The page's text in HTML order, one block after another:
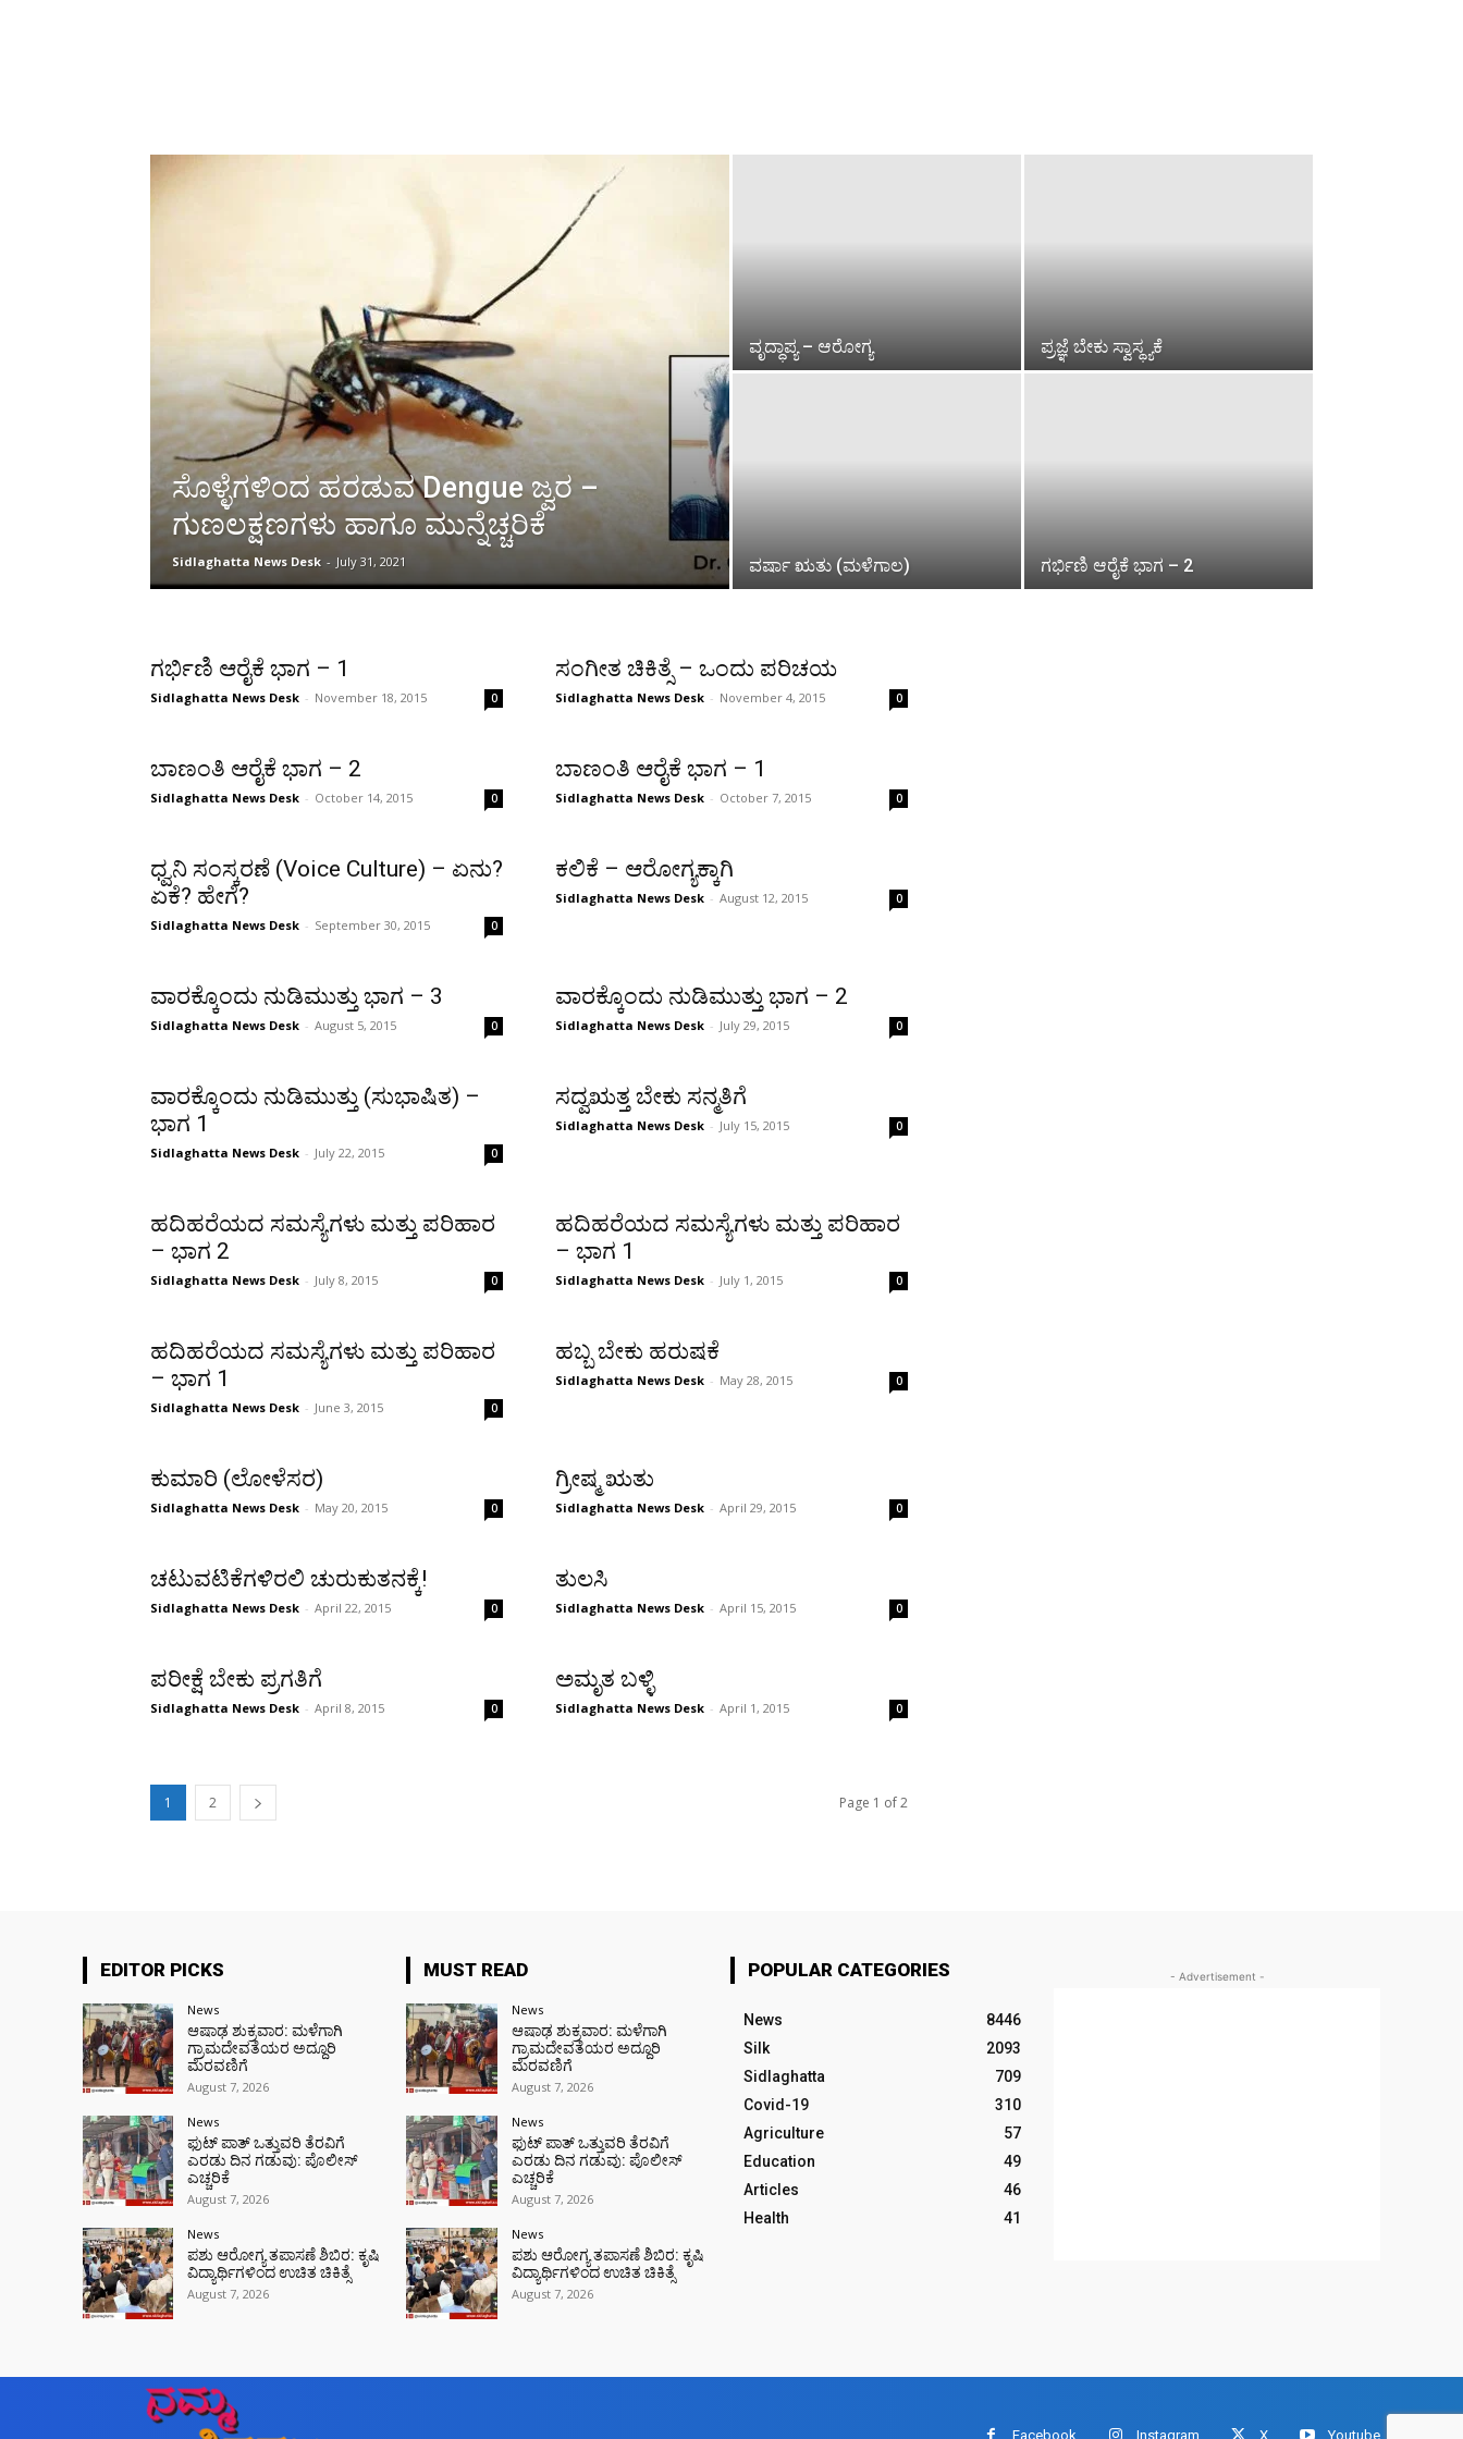
ಸೊಳ್ಳೆಗಳಿಂದ ಹರಡುವ Dengue ಜ್ವರ –
ಗುಣಲಕ್ಷಣಗಳು ಹಾಗೂ ಮುನ್ನೆಚ್ಚರಿಕೆ
Sidlaghatta News Desk - July 31, 2021
ವೃದ್ಧಾಪ್ಯ – ಆರೋಗ್ಯ ಪ್ರಜ್ಞೆ ಬೇಕು ಸ್ವಾಸ್ಥ್ಯಕೆ
ವರ್ಷಾ ಋತು (ಮಳೆಗಾಲ) ಗರ್ಭಿಣಿ ಆರೈಕೆ ಭಾಗ – 2
ಗರ್ಭಿಣಿ ಆರೈಕೆ ಭಾಗ – 1
Sidlaghatta News Desk - November 18, 2015 0
ಸಂಗೀತ ಚಿಕಿತ್ಸೆ – ಒಂದು ಪರಿಚಯ
Sidlaghatta News Desk - November 4, 2015 0
ಬಾಣಂತಿ ಆರೈಕೆ ಭಾಗ – 2
Sidlaghatta News Desk - October 14, 2015 0
ಬಾಣಂತಿ ಆರೈಕೆ ಭಾಗ – 1
Sidlaghatta News Desk - October 7, 2015 0
ಧ್ವನಿ ಸಂಸ್ಕರಣೆ (Voice Culture) – ಏನು?
ಏಕೆ? ಹೇಗೆ?
Sidlaghatta News Desk - September 30, 2015 0
ಕಲಿಕೆ – ಆರೋಗ್ಯಕ್ಕಾಗಿ
Sidlaghatta News Desk - August 12, 2015 0
ವಾರಕ್ಕೊಂದು ನುಡಿಮುತ್ತು ಭಾಗ – 3
Sidlaghatta News Desk - August 5, 2015 0
ವಾರಕ್ಕೊಂದು ನುಡಿಮುತ್ತು ಭಾಗ – 2
Sidlaghatta News Desk - July 29, 2015 0
ವಾರಕ್ಕೊಂದು ನುಡಿಮುತ್ತು (ಸುಭಾಷಿತ) –
ಭಾಗ 1
Sidlaghatta News Desk - July 22, 2015 0
ಸದ್ವಋತ್ತ ಬೇಕು ಸನ್ಮತಿಗೆ
Sidlaghatta News Desk - July 15, 2015 0
ಹದಿಹರೆಯದ ಸಮಸ್ಯೆಗಳು ಮತ್ತು ಪರಿಹಾರ
– ಭಾಗ 2
Sidlaghatta News Desk - July 8, 2015 0
ಹದಿಹರೆಯದ ಸಮಸ್ಯೆಗಳು ಮತ್ತು ಪರಿಹಾರ
– ಭಾಗ 1
Sidlaghatta News Desk - July 1, 2015 0
ಹದಿಹರೆಯದ ಸಮಸ್ಯೆಗಳು ಮತ್ತು ಪರಿಹಾರ
– ಭಾಗ 1
Sidlaghatta News Desk - June 3, 2015 0
ಹಬ್ಬ ಬೇಕು ಹರುಷಕೆ
Sidlaghatta News Desk - May 28, 2015 0
ಕುಮಾರಿ (ಲೋಳೆಸರ)
Sidlaghatta News Desk - May 20, 2015 0
ಗ್ರೀಷ್ಮ ಋತು
Sidlaghatta News Desk - April 29, 2015 0
ಚಟುವಟಿಕೆಗಳಿರಲಿ ಚುರುಕುತನಕ್ಕೆ!
Sidlaghatta News Desk - April 22, 2015 0
ತುಲಸಿ
Sidlaghatta News Desk - April 15, 2015 0
ಪರೀಕ್ಷೆ ಬೇಕು ಪ್ರಗತಿಗೆ
Sidlaghatta News Desk - April 8, 2015 0
ಅಮೃತ ಬಳ್ಳಿ
Sidlaghatta News Desk - April 1, 2015 0
1 2 Page 1 of 2
EDITOR PICKS
News
ಆಷಾಢ ಶುಕ್ರವಾರ: ಮಳೆಗಾಗಿ
ಗ್ರಾಮದೇವತೆಯರ ಅದ್ದೂರಿ
ಮೆರವಣಿಗೆ
August 7, 2026
News
ಫುಟ್‌ ಪಾತ್ ಒತ್ತುವರಿ ತೆರವಿಗೆ
ಎರಡು ದಿನ ಗಡುವು: ಪೊಲೀಸ್
ಎಚ್ಚರಿಕೆ
August 7, 2026
News
ಪಶು ಆರೋಗ್ಯ ತಪಾಸಣೆ ಶಿಬಿರ: ಕೃಷಿ
ವಿದ್ಯಾರ್ಥಿಗಳಿಂದ ಉಚಿತ ಚಿಕಿತ್ಸೆ
August 7, 2026
MUST READ
News
ಆಷಾಢ ಶುಕ್ರವಾರ: ಮಳೆಗಾಗಿ
ಗ್ರಾಮದೇವತೆಯರ ಅದ್ದೂರಿ
ಮೆರವಣಿಗೆ
August 7, 2026
News
ಫುಟ್‌ ಪಾತ್ ಒತ್ತುವರಿ ತೆರವಿಗೆ
ಎರಡು ದಿನ ಗಡುವು: ಪೊಲೀಸ್
ಎಚ್ಚರಿಕೆ
August 7, 2026
News
ಪಶು ಆರೋಗ್ಯ ತಪಾಸಣೆ ಶಿಬಿರ: ಕೃಷಿ
ವಿದ್ಯಾರ್ಥಿಗಳಿಂದ ಉಚಿತ ಚಿಕಿತ್ಸೆ
August 7, 2026
POPULAR CATEGORIES
News
8446
Silk
2093
Sidlaghatta
709
Covid-19
310
Agriculture
57
Education
49
Articles
46
Health
41
- Advertisement -
Facebook Instagram X Youtube